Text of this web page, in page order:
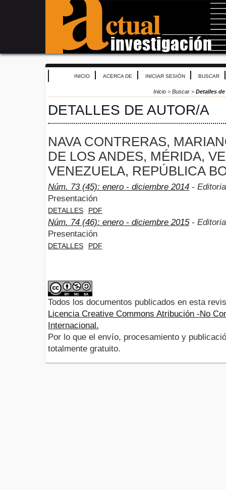
INICIO ACERCA DE INICIAR SESIÓN BUSCAR
Inicio > Buscar > Detalles
DETALLES DE AUTOR/A
NAVA CONTRERAS,
DE LOS ANDES, MÉRIDA,
VENEZUELA, REPÚBLICA
Núm. 73 (45): enero - diciembre 2014 -
Presentación
DETALLES PDF
Núm. 74 (46): enero - diciembre 2015-
Presentación
DETALLES PDF
Todos los documentos publicados en esta
Licencia Creative Commons Atribución -No
Internacional.
Por lo que el envío, procesamiento y
totalmente gratuito.